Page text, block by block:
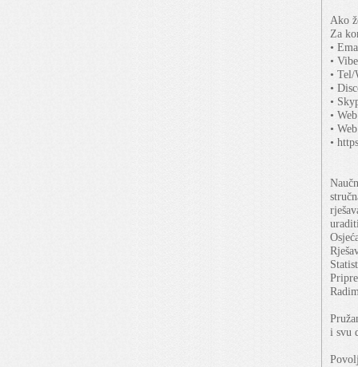
Ako
Za
•
•
•
•
•
•
•
•
i svu